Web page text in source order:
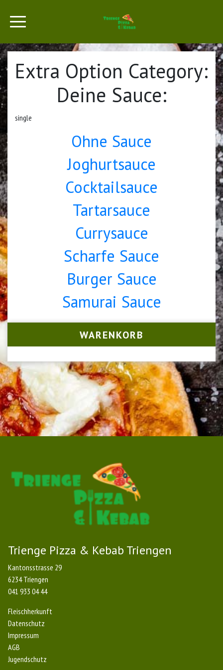
Extra Option Category:
Deine Sauce:
single
Ohne Sauce
Joghurtsauce
Cocktailsauce
Tartarsauce
Currysauce
Scharfe Sauce
Burger Sauce
Samurai Sauce
WARENKORB
Trienge Pizza & Kebab Triengen
Kantonsstrasse 29
6234 Triengen
041 933 04 44
Fleischherkunft
Datenschutz
Impressum
AGB
Jugendschutz